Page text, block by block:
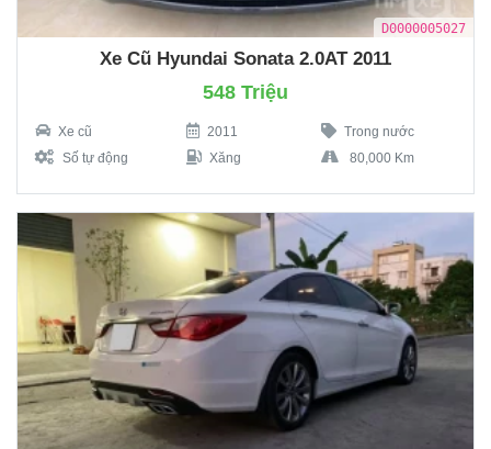
D0000005027
Xe Cũ Hyundai Sonata 2.0AT 2011
548 Triệu
Xe cũ 2011
Trong nước
Số tự động
Xăng 80,000 Km